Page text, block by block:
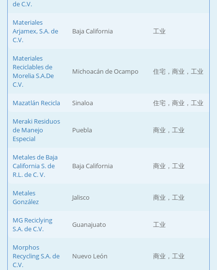
de C.V.
Materiales
Arjamex, S.A. de
C.V.
Baja California 工业
Materiales
Reciclables de
Morelia S.A.De
C.V.
Michoacán de Ocampo 住宅，商业，工业
Mazatlán Recicla Sinaloa 住宅，商业，工业
Meraki Residuos
de Manejo
Especial
Puebla 商业，工业
Metales de Baja
California S. de
R.L. de C. V.
Baja California 商业，工业
Metales
González
Jalisco 商业，工业
MG Reciclying
S.A. de C.V.
Guanajuato 工业
Morphos
Recycling S.A. de
C.V.
Nuevo León 商业，工业